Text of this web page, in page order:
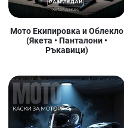
Мото Екипировка и Облекло
(Якета • Панталони •
Ръкавици)